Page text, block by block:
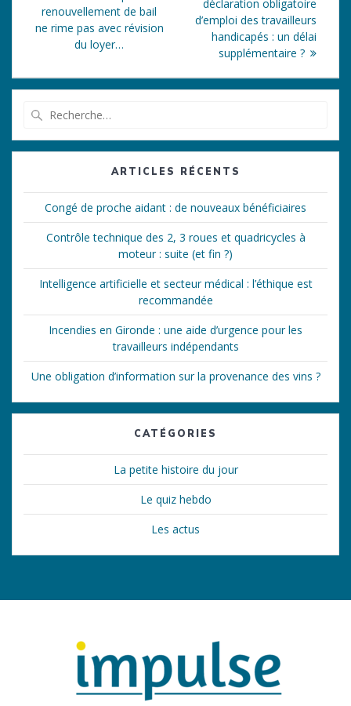
l’article
:
renouvellement de bail
ne rime pas avec révision
du loyer…
déclaration obligatoire
d’emploi des travailleurs
handicapés : un délai
supplémentaire ?
:
ARTICLES RÉCENTS
Congé de proche aidant : de nouveaux bénéficiaires
Contrôle technique des 2, 3 roues et quadricycles à
moteur : suite (et fin ?)
Intelligence artificielle et secteur médical : l’éthique est
recommandée
Incendies en Gironde : une aide d’urgence pour les
travailleurs indépendants
Une obligation d’information sur la provenance des vins ?
CATÉGORIES
La petite histoire du jour
Le quiz hebdo
Les actus